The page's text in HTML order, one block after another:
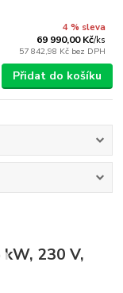
4 % sleva
69 990,00 Kč/ks
57 842,98 Kč bez DPH
Přidat do košíku
230 V,